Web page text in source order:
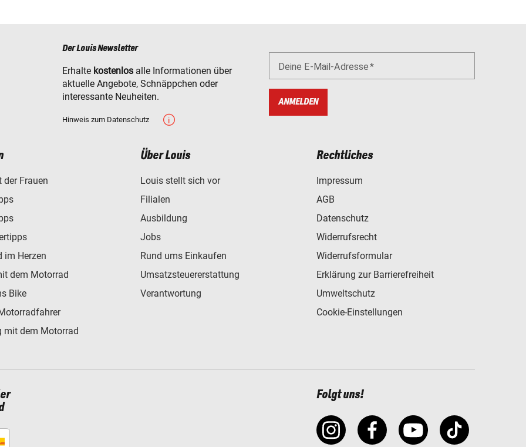
Der Louis Newsletter
Erhalte kostenlos alle Informationen über
aktuelle Angebote, Schnäppchen oder
interessante Neuheiten.
Hinweis zum Datenschutz
Deine E-Mail-Adresse
ANMELDEN
der Frauen
im Herzen
dem Motorrad
Bike
mit dem Motorrad
Über Louis
Louis stellt sich vor
Filialen
Ausbildung
Jobs
Rund ums Einkaufen
Umsatzsteuererstattung
Verantwortung
Rechtliches
Impressum
AGB
Datenschutz
Widerrufsrecht
Widerrufsformular
Erklärung zur Barrierefreiheit
Umweltschutz
Cookie-Einstellungen
Folgt uns!